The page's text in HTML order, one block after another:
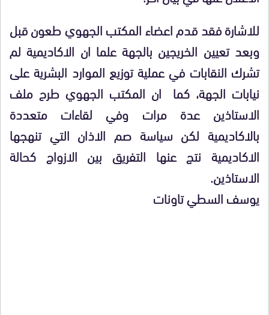
للاشارة فقد قدم اعضاء المكتب الجهوي طعون قبل
وبعد تعيين الخريجين بالجهة علما ان الاكاديمية لم
تشرك النقابات في عملية توزيع الموارد البشرية على
نيابات الجهة، كما ان المكتب الجهوي طرح ملف
الاستاذين عدة مرات وفي لقاءات متعددة
بالاكاديمية لكن سياسة صم الاذان التي تنهجها
الاكاديمية نتج عنها التفريق بين الازواج كحالة
الاستاذين.
يوسف السطي تاونات